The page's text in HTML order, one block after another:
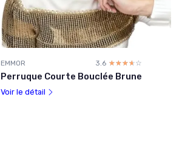
EMMOR 3.6 ☆☆☆☆☆
★★★★★
Perruque Courte Bouclée Brune
Voir le détail